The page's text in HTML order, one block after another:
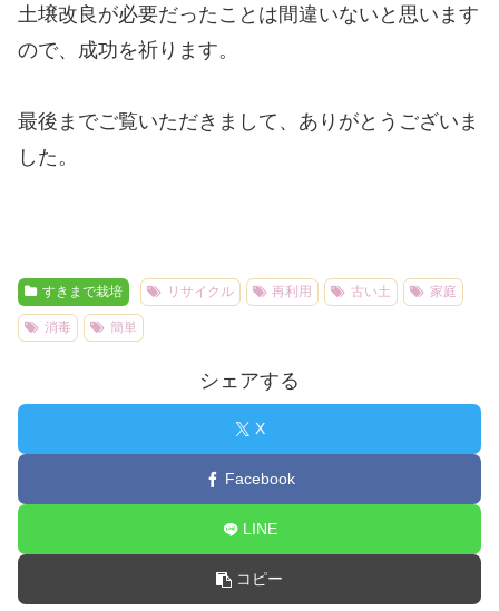
土壌改良が必要だったことは間違いないと思います
ので、成功を祈ります。
最後までご覧いただきまして、ありがとうございま
した。
すきまで栽培 リサイクル 再利用 古い土 家庭
消毒 簡単
シェアする
X
Facebook
LINE
コピー